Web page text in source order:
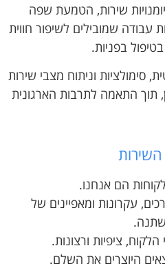
שירות, הטמעת שפה
עבודה שמובילים לשיפור חווית
בפניות.
וניתוח מצבי שירות
תוך התאמה לתרבות הארגונית
הם אנחנו.
עקרונות ומאפיינים של
ציפיות ורצונות.
היוצרים את השלם.